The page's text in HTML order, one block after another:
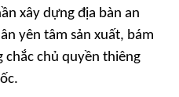
xây dựng địa bàn an
yên tâm sản xuất, bám
chắc chủ quyền thiêng